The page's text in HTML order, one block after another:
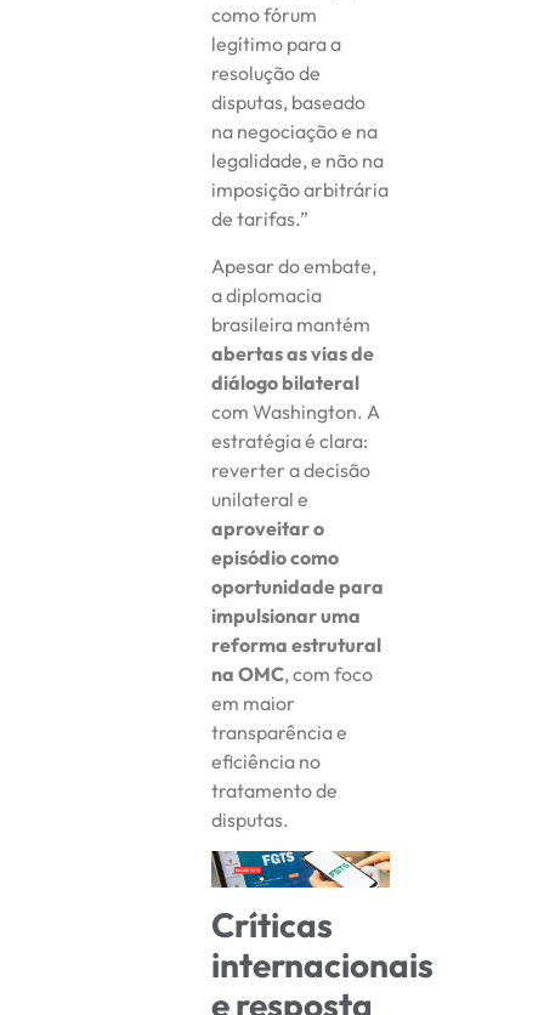
como fórum
legítimo para a
resolução de
disputas, baseado
na negociação e na
legalidade, e não na
imposição arbitrária
de tarifas.”
Apesar do embate,
a diplomacia
brasileira mantém
abertas as vias de
diálogo bilateral
com Washington. A
estratégia é clara:
reverter a decisão
unilateral e
aproveitar o
episódio como
oportunidade para
impulsionar uma
reforma estrutural
na OMC, com foco
em maior
transparência e
eficiência no
tratamento de
disputas.
Críticas
internacionais
e resposta